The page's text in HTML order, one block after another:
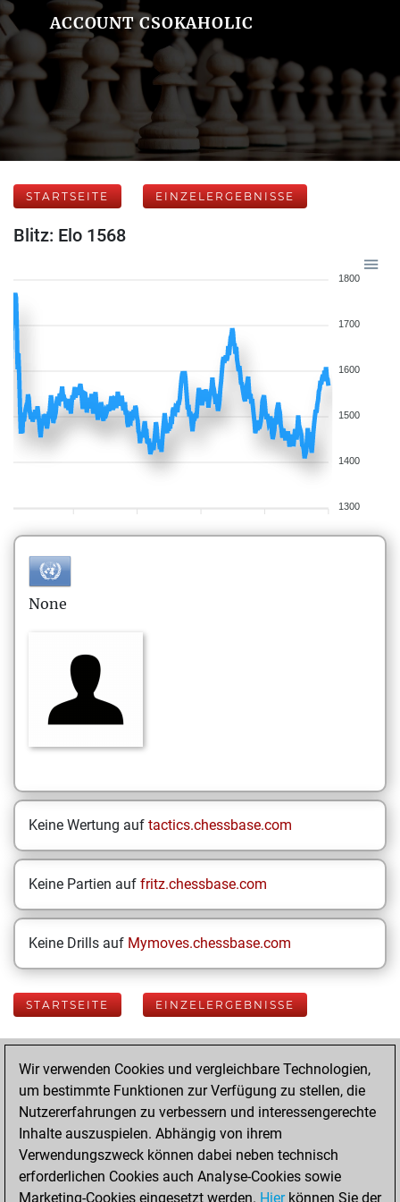
ACCOUNT CSOKAHOLIC
STARTSEITE EINZELERGEBNISSE
Blitz: Elo 1568
1800
1700
1600
1500
1400
1300
None
Keine Wertung auf tactics.chessbase.com
Keine Partien auf fritz.chessbase.com
Keine Drills auf Mymoves.chessbase.com
STARTSEITE EINZELERGEBNISSE
Your Latest App
Activity
Dienstag, Juni 30,
2026
Wir verwenden Cookies und vergleichbare Technologien,
um bestimmte Funktionen zur Verfügung zu stellen, die
Nutzererfahrungen zu verbessern und interessengerechte
Inhalte auszuspielen. Abhängig von ihrem
Verwendungszweck können dabei neben technisch
erforderlichen Cookies auch Analyse-Cookies sowie
Marketing-Cookies eingesetzt werden. Hierkönnen Sie der